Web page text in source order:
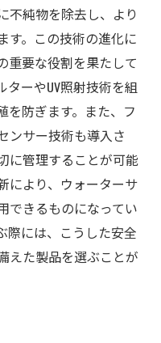
不純物を除去し、より
す。この技術の進化に
重要な役割を果たして
ターやUV照射技術を組
を防ぎます。また、フ
ンサー技術も導入さ
に管理することが可能
により、ウォーターサ
できるものになってい
際には、こうした安全
えた製品を選ぶことが